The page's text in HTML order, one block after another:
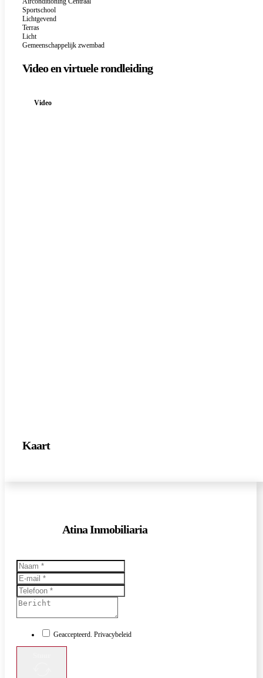
Sportschool
Lichtgevend
Terras
Licht
Gemeenschappelijk zwembad
Video en virtuele rondleiding
Video
Kaart
Atina Inmobiliaria
Geaccepteerd. Privacybeleid